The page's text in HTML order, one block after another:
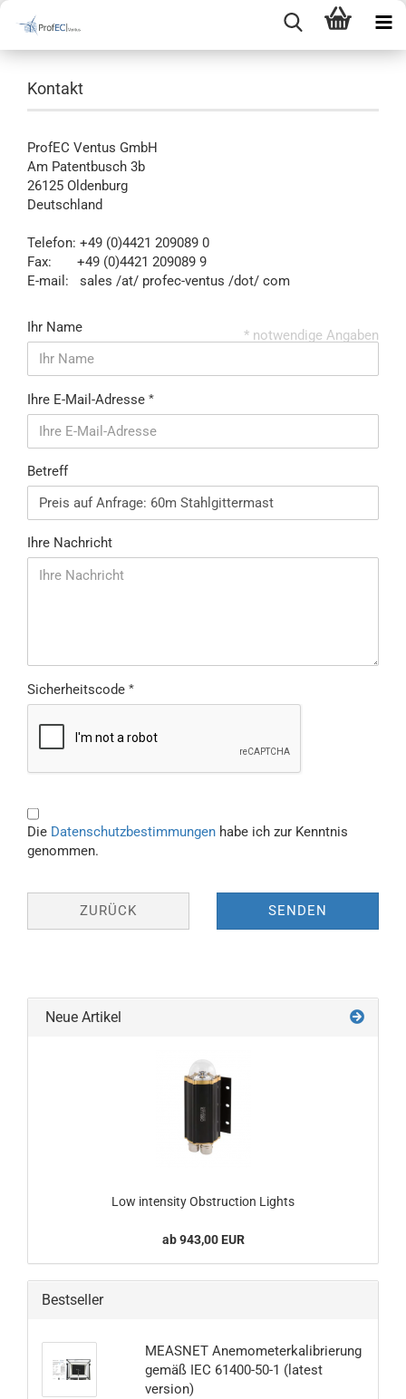
Kontakt
ProfEC Ventus GmbH
Am Patentbusch 3b
26125 Oldenburg
Deutschland
Telefon: +49 (0)4421 209089 0
Fax: +49 (0)4421 209089 9
E-mail: sales /at/ profec-ventus /dot/ com
Ihr Name
Ihre E-Mail-Adresse
Betreff
Ihre Nachricht
Sicherheitscode
Die Datenschutzbestimmungen habe ich zur Kenntnis
genommen.
ZURÜCK SENDEN
* notwendige Angaben
Neue Artikel
Low intensity Obstruction Lights
ab 943,00 EUR
Bestseller
MEASNET Anemometerkalibrierung
gemäß IEC 61400-50-1 (latest
version)